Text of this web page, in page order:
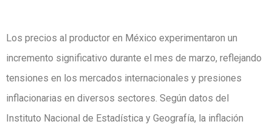
Los precios al productor en México experimentaron un
incremento significativo durante el mes de marzo, reflejando
tensiones en los mercados internacionales y presiones
inflacionarias en diversos sectores. Según datos del
Instituto Nacional de Estadística y Geografía, la inflación